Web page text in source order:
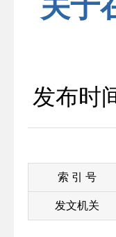
发布时
索 引 号
发文机关